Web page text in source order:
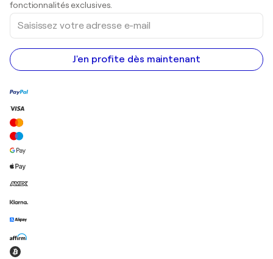
fonctionnalités exclusives.
Saisissez
votre
adresse
e-
mail
J'en profite dès maintenant